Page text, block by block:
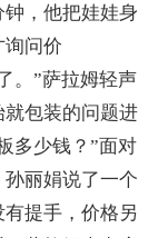
，他把娃娃身
询问价
。”萨拉姆轻声
包装的问题进
多少钱？”面对
丽娟说了一个
提手，价格另